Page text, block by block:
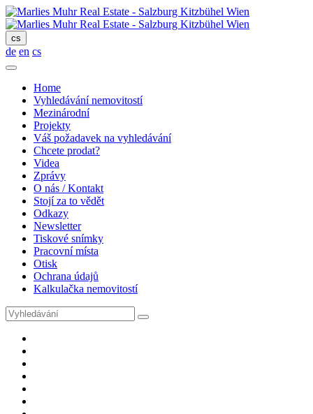
cs
de en cs
Home
Vyhledávání nemovitostí
Mezinárodní
Projekty
Váš požadavek na vyhledávání
Chcete prodat?
Videa
Zprávy
O nás / Kontakt
Stojí za to vědět
Odkazy
Newsletter
Tiskové snímky
Pracovní místa
Otisk
Ochrana údajů
Kalkulačka nemovitostí